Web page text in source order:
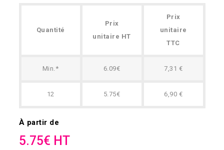
Quantité
Prix
unitaire HT
Prix
unitaire
TTC
Min.* 6.09€ 7,31 €
12 5.75€ 6,90 €
À partir de
5.75€ HT